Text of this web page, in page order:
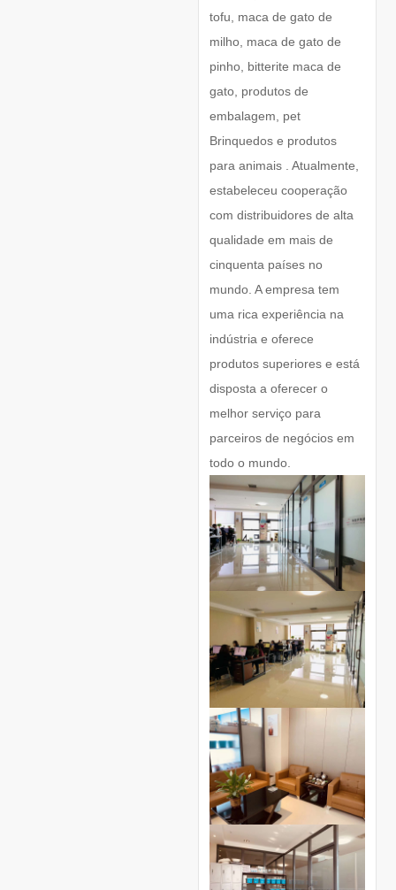
tofu, maca de gato de
milho, maca de gato de
pinho, bitterite maca de
gato, produtos de
embalagem, pet
Brinquedos e produtos
para animais . Atualmente,
estabeleceu cooperação
com distribuidores de alta
qualidade em mais de
cinquenta países no
mundo. A empresa tem
uma rica experiência na
indústria e oferece
produtos superiores e está
disposta a oferecer o
melhor serviço para
parceiros de negócios em
todo o mundo.